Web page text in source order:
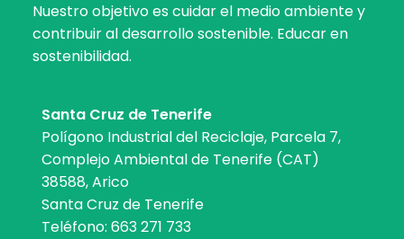
Nuestro objetivo es cuidar el medio ambiente y
contribuir al desarrollo sostenible. Educar en
sostenibilidad.
Santa Cruz de Tenerife
Polígono Industrial del Reciclaje, Parcela 7,
Complejo Ambiental de Tenerife (CAT)
38588, Arico
Santa Cruz de Tenerife
Teléfono: 663 271 733